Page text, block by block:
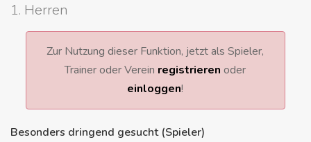
1. Herren
Zur Nutzung dieser Funktion, jetzt als Spieler,
Trainer oder Verein registrieren oder
einloggen!
Besonders dringend gesucht (Spieler)